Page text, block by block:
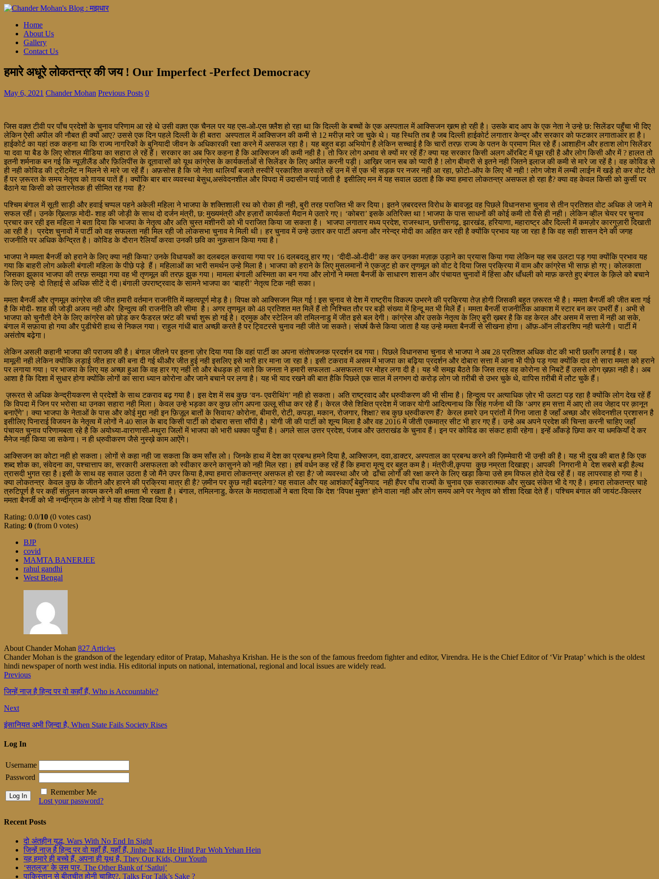
Home
About Us
Gallery
Contact Us
हमारे अधूरे लोकतन्त्र की जय ! Our Imperfect -Perfect Democracy
May 6, 2021 Chander Mohan Previous Posts 0
जिस वक़्त टीवी पर पाँच प्रदेशों के चुनाव परिणाम आ रहे थे उसी वक़्त एक चैनल पर यह एस-ओ-एस फ़्लैश हो रहा था कि दिल्ली के बच्चों के एक अस्पताल में आक्सिजन ख़त्म हो रही है। उसके बाद आप के एक नेता ने उन्हे छ: सिलेंडर पहुँचा भी दिए
लेकिन ऐसी अपील की नौबत ही क्यों आए? उससे एक दिन पहले दिल्ली के ही बतरा अस्पताल में आक्सिजन की कमी से 12 मरीज़ मारे जा चुके थे। यह स्थिति तब है जब दिल्ली हाईकोर्ट लगातार केन्द्र और सरकार को फटकार लगाताआर हा है।
हाईकोर्ट का यहां तक कहना था कि राज्य नागरिकों के बुनियादी जीवन के अधिकारकी रक्षा करने में असफल रहा है। यह बहुत बड़ा अभियोग है लेकिन सच्चाई है कि चारों तरफ़ राज्य के पतन के प्रमाण मिल रहे हैं।आशाहीन और हताश लोग सिलेंडर
या दवा या बैड के लिए सोशल मीडिया का सहारा ले रहें हैं। सरकार का अब फिर कहना है कि आक्सिजन की कमी नही है। तो फिर लोग अभाव से क्यों मर रहें हैं? क्या यह सरकार किसी अलग ऑरबिट में घूम रही है और लोग किसी और में ? हालत तो
इतनी शर्मनाक बन गई कि न्यूज़ीलैंड और फ़िलिपींस के दूतावासों को यूथ कांग्रेस के कार्यकर्ताओं से सिलेंडर के लिए अपील करनी पड़ी। आख़िर जान सब को प्यारी है ! लोग बीमारी से इतने नही जितने इलाज की कमी से मारे जा रहें है। वह कोविड से
ही नही कोविड की ट्रीटमेंट न मिलने से मारे जा रहें हैं। अफ़सोस है कि जो नेता थालियाँ बजाते तस्वीरें प्रकाशित करवाते रहें उन में सें एक भी सड़क पर नजर नही आ रहा, फ़ोटो-ऑप के लिए भी नही ! लोग जोश में लम्बी लाईन में खड़े हो कर वोट देते
हैं पर ज़रूरत के समय नेतृत्व को ग़ायब पातें हैं। क्योंकि बार बार व्यवस्था बेसुध,असंवेदनशील और विपदा में उदासीन पाई जाती है इसीलिए मन में यह सवाल उठता है कि क्या हमारा लोकतन्त्र असफल हो रहा है? क्या वह केवल किसी को कुर्सी पर
बैठाने या किसी को उतारनेतक ही सीमित रह गया है?
पश्चिम बंगाल में सूती साड़ी और हवाई चप्पल पहने अकेली महिला ने भाजपा के शक्तिशाली रथ को रोका ही नही, बुरी तरह पराजित भी कर दिया। इतने ज़बरदस्त विरोध के बावजूद वह पिछले विधानसभा चुनाव से तीन प्रतिशत वोट अधिक ले जाने मे
सफल रहीं। उनके ख़िलाफ़ मोदी- शाह की जोड़ी के साथ दो दर्जन मंत्री, छ: मुख्यमंत्री और हज़ारों कार्यकर्ता मैदान मे उतारे गए। ‘कोबरा’ इसके अतिरिक्त था ! भाजपा के पास साधनों की कोई कमी तो वैसे ही नही। लेकिन व्हील चेयर पर चुनाव
प्रचार कर रही इस महिला ने बता दिया कि भाजपा के नेतृत्व और अति चुस्त मशीनरी को भी पराजित किया जा सकता है। भाजपा लगातार मध्य प्रदेश, राजस्थान, छत्तीसगढ़, झारखंड, हरियाणा, महाराष्ट्र और दिल्ली में कमज़ोर कारगुज़ारी दिखाती
आ रही है। प्रदेश चुनावों में पार्टी को वह सफलता नही मिल रही जो लोकसभा चुनाव मे मिली थी। हर चुनाव में उन्हे उतार कर पार्टी अपना और नरेन्द्र मोदी का अहित कर रही है क्योंकि प्रभाव यह जा रहा है कि वह सही शासन देने की जगह
राजनीति पर अधिक केन्द्रित है। कोविड के दौरान रैलियाँ करवा उनकी छवि का नुक़सान किया गया है।
भाजपा ने ममता बैनर्जी को हराने के लिए क्या नही किया? उनके विधायकों का दलबदल करवाया गया पर 16 दलबदलू हार गए। ‘दीदी-ओ-दीदी’ कह कर उनका मज़ाक़ उड़ाने का प्रयास किया गया लेकिन यह सब उलटा पड़ गया क्योंकि प्रभाव यह
गया कि बाहरी लोग अकेली बंगाली महिला के पीछे पड़े हैं। महिलाओं का भारी समर्थन उन्हे मिला है। भाजपा को हराने के लिए मुसलमानों ने एकजुट हो कर तृणमूल को वोट दे दिया जिस प्रक्रिया में वाम और कांग्रेस भी साफ़ हो गए। कोलकाता
जिसका झुकाव भाजपा की तरफ़ समझा गया वह भी तृणमूल की तरफ़ झुक गया। मामला बंगाली अस्मिता का बन गया और लोगों ने ममता बैनर्जी के साधारण शासन और पंचायत चुनावों में हिंसा और धाँधली को माफ़ करते हुए बंगाल के क़िले को बचाने
के लिए उन्हे दो तिहाई से अधिक सीटें दे दी।बंगाली उपराष्ट्रवाद के सामने भाजपा का ‘बाहरी’ नेतृत्व टिक नही सका।
ममता बैनर्जी और तृणमूल कांग्रेस की जीत हमारी वर्तमान राजनीति में महत्वपूर्ण मोड़ है। विपक्ष को आक्सिजन मिल गई ! इस चुनाव से देश में राष्ट्रीय विकल्प उभरने की प्रक्रिया तेज़ होगी जिसकी बहुत ज़रूरत भी है। ममता बैनर्जी की जीत बता गई
है कि मोदी- शाह की जोड़ी अजय नही और हिन्दुत्व की राजनीति की सीमा है। अगर तृणमूल को 48 प्रतिशत मत मिलें हैं तो निश्चित तौर पर बड़ी संख्या में हिन्दू मत भी मिलें हैं। ममता बैनर्जी राजनीतिक आकाश में स्टार बन कर उभरीं हैं। अभी से
भाजपा को चुनौती देने के लिए कांग्रेस को छोड़ कर फैडरल फ़्रंट की चर्चा शुरू हो गई है। द्रमुक और स्टेलिन की तमिलनाडु में जीत इसे बल देगी। कांग्रेस और उसके नेतृत्व के लिए बुरी ख़बर है कि वह केरल और असम में सत्ता में नही आ सके,
बंगाल में सफ़ाया हो गया और पुडीचेरी हाथ से निकल गया। राहुल गांधी बात अच्छी करते है पर ट्विटरसे चुनाव नही जीते जा सकते। संघर्ष कैसे किया जाता है यह उन्हे ममता बैनर्जी से सीखना होगा। ऑफ़-ऑन लीडरशिप नही चलेगी। पार्टी में
असंतोष बढ़ेगा।
लेकिन असली कहानी भाजपा की पराजय की है। बंगाल जीतने पर इतना ज़ोर दिया गया कि वहां पार्टी का अपना संतोषजनक प्रदर्शन दब गया। पिछले विधानसभा चुनाव से भाजपा ने अब 28 प्रतिशत अधिक वोट की भारी छलाँग लगाई है। यह
मामूली नही लेकिन क्योंकि लड़ाई जीत हार की बना दी गई थीऔर जीत हुई नही इसलिए इसे भारी हार माना जा रहा है। इसी टकराव में असम में भाजपा का बढ़िया प्रदर्शन और दोबारा सत्ता में आना भी पीछे पड़ गया क्योंकि दाव तो सारा ममता को हराने
पर लगाया गया। पर भाजपा के लिए यह अच्छा हुआ कि वह हार गए नही तो और बेधड़क हो जाते कि जनता ने हमारी सफलता -असफलता पर मोहर लगा दी है। यह भी समझ बैठते कि जिस तरह वह कोरोना से निबटें हैं उससे लोग ख़फ़ा नही है। अब
आशा है कि दिशा में सुधार होगा क्योंकि लोगों का सारा ध्यान कोरोना और जाने बचाने पर लगा है। यह भी याद रखने की बात हैकि पिछले एक साल में लगभग दो करोड़ लोग जो ग़रीबी से उभर चुके थे, वापिस ग़रीबी में लौट चुकें हैं।
ज़रूरत से अधिक केन्द्रीयकरण से प्रदेशों के साथ टकराव बढ़ गया है। इस देश में सब कुछ ‘वन- एवरीथिंग’ नही हो सकता। अति राष्ट्रवाद और ध्रुवीकरण की भी सीमा है। हिन्दुत्व पर अत्याधिक ज़ोर भी उलटा पड़ रहा है क्योंकि लोग देख रहें हैं
कि विपदा में जिन पर भरोसा था उनका सहारा नही मिला। केवल उन्हे भड़का कर कुछ लोग अपना उल्लू सीधा कर रहे हैं। केरल जैसे शिक्षित प्रदेश में जाकर योगी आदित्यनाथ कि सिंह गर्जना थी कि ‘अगर हम सत्ता में आए तो लव जेहाद पर क़ानून
बनाऐंगे’। क्या भाजपा के नेताओं के पास और कोई मुद्दा नही इन फ़िज़ूल बातों के सिवाय? कोरोना, बीमारी, रोटी, कपड़ा, मकान, रोजगार, शिक्षा? सब कुछ ध्रुवीकरण हैं? केरल हमारे उन प्रांतों में गिना जाता है जहाँ अच्छा और संवेदनशील प्रशासन है
इसीलिए पिनाराई विजयन के नेतृत्व में लोगों ने 40 साल के बाद किसी पार्टी को दोबारा सत्ता सौंपी है। योगी जी की पार्टी को शून्य मिला है और वह 2016 में जीती एकमात्र सीट भी हार गए हैं। उन्हे अब अपने प्रदेश की चिन्ता करनी चाहिए जहाँ
पंचायत चुनाव परिणामबता रहे है कि अयोध्या-वाराणासी-मथुरा जिलों में भाजपा को भारी धक्का पहुँचा है। अगले साल उत्तर प्रदेश, पंजाब और उतराखंड के चुनाव हैं। इन पर कोविड का संकट हावी रहेगा। इन्हें आँकड़े छिपा कर या धमकियाँ दे कर
मैनेज नही किया जा सकेगा। न ही ध्रुवीकरण जैसे नुस्ख़े काम आऐंगे।
आक्सिजन का कोटा नही हो सकता। लोगों से कहा नही जा सकता कि कम साँस लो। जिनके हाथ में देश का प्रबन्ध हमने दिया है, आक्सिजन, दवा,डाक्टर, अस्पताल का प्रबन्ध करने की ज़िम्मेवारी भी उन्ही की है। यह भी दुख की बात है कि एक
शब्द शोक का, संवेदना का, पश्चात्ताप का, सरकारी असफलता को स्वीकार करने कासुनने को नही मिल रहा। हर्ष वर्धन कह रहें हैं कि हमारा मृत्यु दर बहुत कम है। मंत्रीजी,कृपया कुछ नम्रता दिखाइए। आपकी निगरानी मे देश सबसे बड़ी हैल्थ
त्रासदी भुगत रहा है।इसी के साथ वह सवाल उठता है जो मैंने उपर किया है,क्या हमारा लोकतन्त्र असफल हो रहा है? जो व्यवस्था और जो ढाँचा लोगों की रक्षा करने के लिए खड़ा किया उसे हम विफल होते देख रहें हैं। वह लापरवाह हो गया है।
क्या लोकतन्त्र केवल कुछ के जीतने और हारने की प्रक्रिया मात्र ही है? ज़मीन पर कुछ नही बदलेगा? यह सवाल और यह आशंकाएँ बेबुनियाद नही हैंपर पाँच राज्यों के चुनाव एक सकारात्मक और सुखद संकेत भी दे गए है। हमारा लोकतन्त्र चाहे
त्रुटिपूर्ण है पर कहीं संतुलन कायम करने की क्षमता भी रखता है। बंगाल, तमिलनाडु, केरल के मतदाताओं ने बता दिया कि देश ‘विपक्ष मुक्त’ होने वाला नही और लोग समय आने पर नेतृत्व को शीशा दिखा देते हैं। पश्चिम बंगाल की जायंट-किल्लर
ममता बैनर्जी को भी नन्दीग्राम के लोगों ने यह शीशा दिखा दिया है।
Rating: 0.0/10 (0 votes cast)
Rating: 0 (from 0 votes)
BJP
covid
MAMTA BANERJEE
rahul gandhi
West Bengal
About Chander Mohan 827 Articles
Chander Mohan is the grandson of the legendary editor of Pratap, Mahashya Krishan. He is the son of the famous freedom fighter and editor, Virendra. He is the Chief Editor of ‘Vir Pratap’ which is the oldest
hindi newspaper of north west india. His editorial inputs on national, international, regional and local issues are widely read.
Previous
जिन्हें नाज़ है हिन्द पर वो कहाँ हैं, Who is Accountable?
Next
इंसानियत अभी ज़िन्दा है, When State Fails Society Rises
Log In
Username
Password
Remember Me
Lost your password?
Recent Posts
दो अंतहीन युद्ध, Wars With No End In Sight
जिन्हें नाज़ है हिन्द पर वो यहाँ हैं, यहाँ हैं, Jinhe Naaz He Hind Par Woh Yehan Hein
यह हमारे ही बच्चे हैं, अपना ही यूथ है, They Our Kids, Our Youth
‘सतलुज’ के उस पार, The Other Bank of ‘Satluj’
पाकिस्तान से बीतचीत होनी चाहिए?, Talks For Talk’s Sake ?